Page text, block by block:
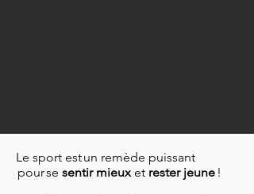
Le sport est un remède puissant
pour se sentir mieuxet rester jeune !